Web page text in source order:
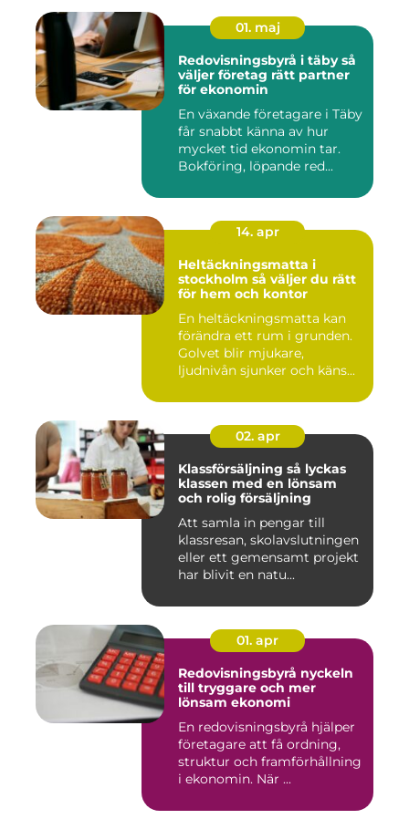
01. maj
Redovisningsbyrå i täby så
väljer företag rätt partner
för ekonomin
En växande företagare i Täby
får snabbt känna av hur
mycket tid ekonomin tar.
Bokföring, löpande red...
14. apr
Heltäckningsmatta i
stockholm så väljer du rätt
för hem och kontor
En heltäckningsmatta kan
förändra ett rum i grunden.
Golvet blir mjukare,
ljudnivån sjunker och käns...
02. apr
Klassförsäljning så lyckas
klassen med en lönsam
och rolig försäljning
Att samla in pengar till
klassresan, skolavslutningen
eller ett gemensamt projekt
har blivit en natu...
01. apr
Redovisningsbyrå nyckeln
till tryggare och mer
lönsam ekonomi
En redovisningsbyrå hjälper
företagare att få ordning,
struktur och framförhållning
i ekonomin. När ...